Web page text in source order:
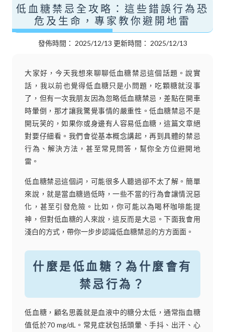
低血糖禁忌全攻略：這些錯誤行為恐
危及生命，專家教你避開地雷
發佈時間： 2025/12/13 更新時間： 2025/12/13
大家好，今天我想來聊聊低血糖禁忌這個話題。說實
話，我以前也覺得低血糖只是小問題，吃顆糖就沒事
了，但有一次我朋友因為忽略低血糖禁忌，差點在開車
時暈倒，那才讓我驚覺事情的嚴重性。低血糖禁忌不是
開玩笑的，如果你或身邊有人容易低血糖，這篇文章絕
對要仔細看。我們會從基本概念講起，再到具體的禁忌
行為、解決方法，甚至常見問答，幫你全方位避開地
雷。
低血糖禁忌這個詞，可能很多人聽過卻不太了解。簡單
來說，就是當血糖過低時，一些不當的行為會讓情況惡
化，甚至引發危險。比如，你可能以為喝杯咖啡能提
神，但對低血糖的人來說，這反而是大忌。下面我會用
淺白的方式，帶你一步步認識低血糖禁忌的方方面面。
什麼是低血糖？為什麼會有
禁忌行為？
低血糖，顧名思義就是血液中的糖分太低，通常指血糖
值低於70 mg/dL。常見症狀包括頭暈、手抖、出汗、心